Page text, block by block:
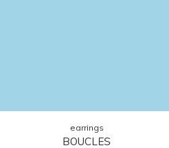
earrings
BOUCLES